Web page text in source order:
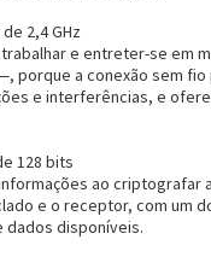
2,4 GHz
e entreter-se em
porque a conexão sem fio
e interferências, e
128 bits
ao criptografar
e o receptor, com um
disponíveis.